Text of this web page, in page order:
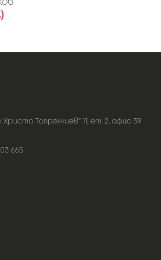
Христо Топракчиев“ 11, ет. 2, офис 39
665